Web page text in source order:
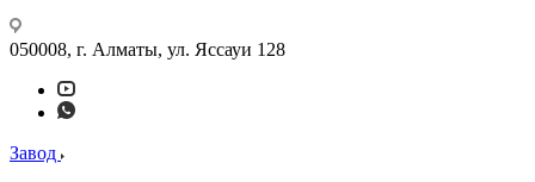
050008, г. Алматы, ул. Яссауи 128
Завод